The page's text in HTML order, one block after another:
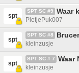
spt
SPT SC #9 Waar
PietjePuk007
spt
SPT SC #8
kleinzusje
spt
SPT SC # 7 Waar
kleinzusje